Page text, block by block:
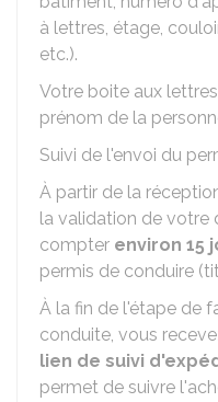
à lettres, étage,
etc.).
Votre boite aux
prénom de la
Suivi de l'envoi du
À partir de la
la validation de votre
compter environ 15
permis de conduire
À la fin de l'étape de
conduite, vous
lien de suivi
permet de suivre